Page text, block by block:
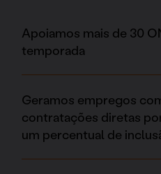
Apoiamos mais de 30
temporada
Geramos empregos
contratações diretas
um percentual de